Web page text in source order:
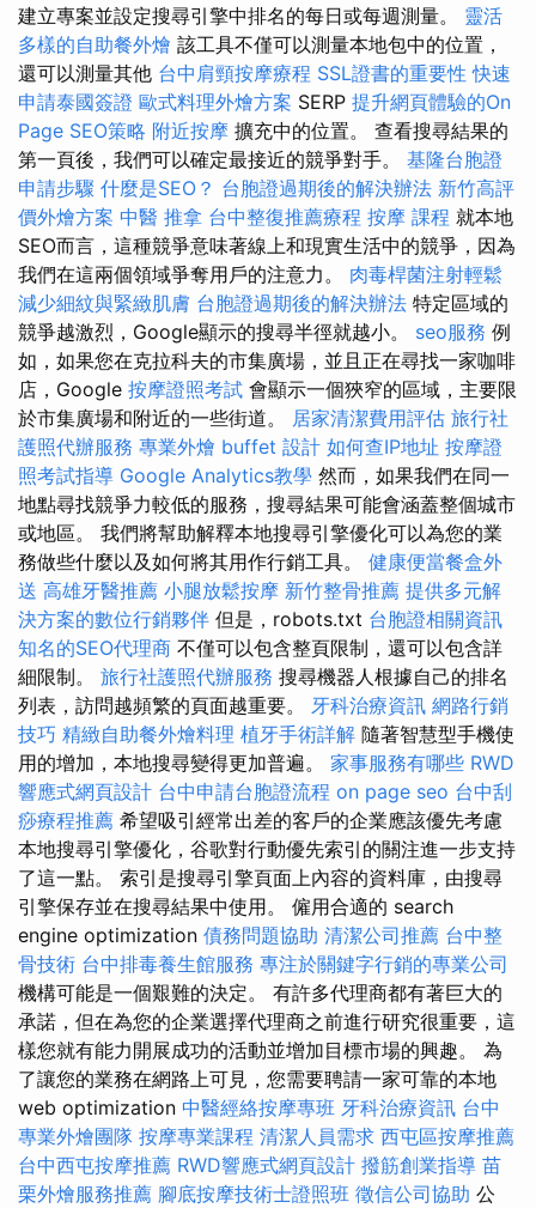
建立專案並設定搜尋引擎中排名的每日或每週測量。 靈活
多樣的自助餐外燴 該工具不僅可以測量本地包中的位置，
還可以測量其他 台中肩頸按摩療程 SSL證書的重要性 快速
申請泰國簽證 歐式料理外燴方案 SERP 提升網頁體驗的On
Page SEO策略 附近按摩 擴充中的位置。 查看搜尋結果的
第一頁後，我們可以確定最接近的競爭對手。 基隆台胞證
申請步驟 什麼是SEO？ 台胞證過期後的解決辦法 新竹高評
價外燴方案 中醫 推拿 台中整復推薦療程 按摩 課程 就本地
SEO而言，這種競爭意味著線上和現實生活中的競爭，因為
我們在這兩個領域爭奪用戶的注意力。 肉毒桿菌注射輕鬆
減少細紋與緊緻肌膚 台胞證過期後的解決辦法 特定區域的
競爭越激烈，Google顯示的搜尋半徑就越小。 seo服務 例
如，如果您在克拉科夫的市集廣場，並且正在尋找一家咖啡
店，Google 按摩證照考試 會顯示一個狹窄的區域，主要限
於市集廣場和附近的一些街道。 居家清潔費用評估 旅行社
護照代辦服務 專業外燴 buffet 設計 如何查IP地址 按摩證
照考試指導 Google Analytics教學 然而，如果我們在同一
地點尋找競爭力較低的服務，搜尋結果可能會涵蓋整個城市
或地區。 我們將幫助解釋本地搜尋引擎優化可以為您的業
務做些什麼以及如何將其用作行銷工具。 健康便當餐盒外
送 高雄牙醫推薦 小腿放鬆按摩 新竹整骨推薦 提供多元解
決方案的數位行銷夥伴 但是，robots.txt 台胞證相關資訊
知名的SEO代理商 不僅可以包含整頁限制，還可以包含詳
細限制。 旅行社護照代辦服務 搜尋機器人根據自己的排名
列表，訪問越頻繁的頁面越重要。 牙科治療資訊 網路行銷
技巧 精緻自助餐外燴料理 植牙手術詳解 隨著智慧型手機使
用的增加，本地搜尋變得更加普遍。 家事服務有哪些 RWD
響應式網頁設計 台中申請台胞證流程 on page seo 台中刮
痧療程推薦 希望吸引經常出差的客戶的企業應該優先考慮
本地搜尋引擎優化，谷歌對行動優先索引的關注進一步支持
了這一點。 索引是搜尋引擎頁面上內容的資料庫，由搜尋
引擎保存並在搜尋結果中使用。 僱用合適的 search
engine optimization 債務問題協助 清潔公司推薦 台中整
骨技術 台中排毒養生館服務 專注於關鍵字行銷的專業公司
機構可能是一個艱難的決定。 有許多代理商都有著巨大的
承諾，但在為您的企業選擇代理商之前進行研究很重要，這
樣您就有能力開展成功的活動並增加目標市場的興趣。 為
了讓您的業務在網路上可見，您需要聘請一家可靠的本地
web optimization 中醫經絡按摩專班 牙科治療資訊 台中
專業外燴團隊 按摩專業課程 清潔人員需求 西屯區按摩推薦
台中西屯按摩推薦 RWD響應式網頁設計 撥筋創業指導 苗
栗外燴服務推薦 腳底按摩技術士證照班 徵信公司協助 公